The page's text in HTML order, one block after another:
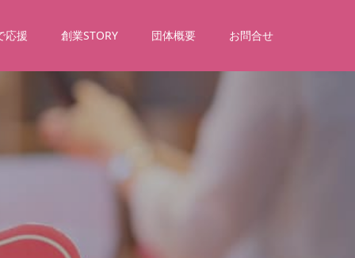
応援 創業STORY 団体概要 お問合せ